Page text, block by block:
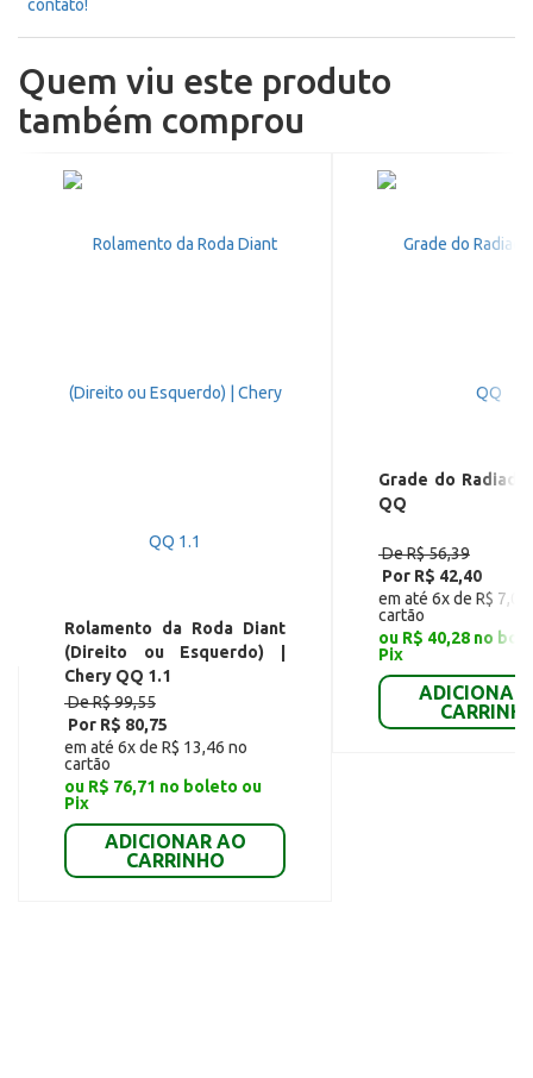
contato!
Quem viu este produto
também comprou
Rolamento da Roda Diant
(Direito ou Esquerdo) |
Chery QQ 1.1
De R$ 99,55
Por R$ 80,75
em até 6x de R$ 13,46 no
cartão
ou R$ 76,71 no boleto ou
Pix
ADICIONAR AO
CARRINHO
Grade do
QQ
De R$ 56,39
Por R$ 42,40
em até 6x de R$
cartão
ou R$ 40,28 no
Pix
ADICIONAR